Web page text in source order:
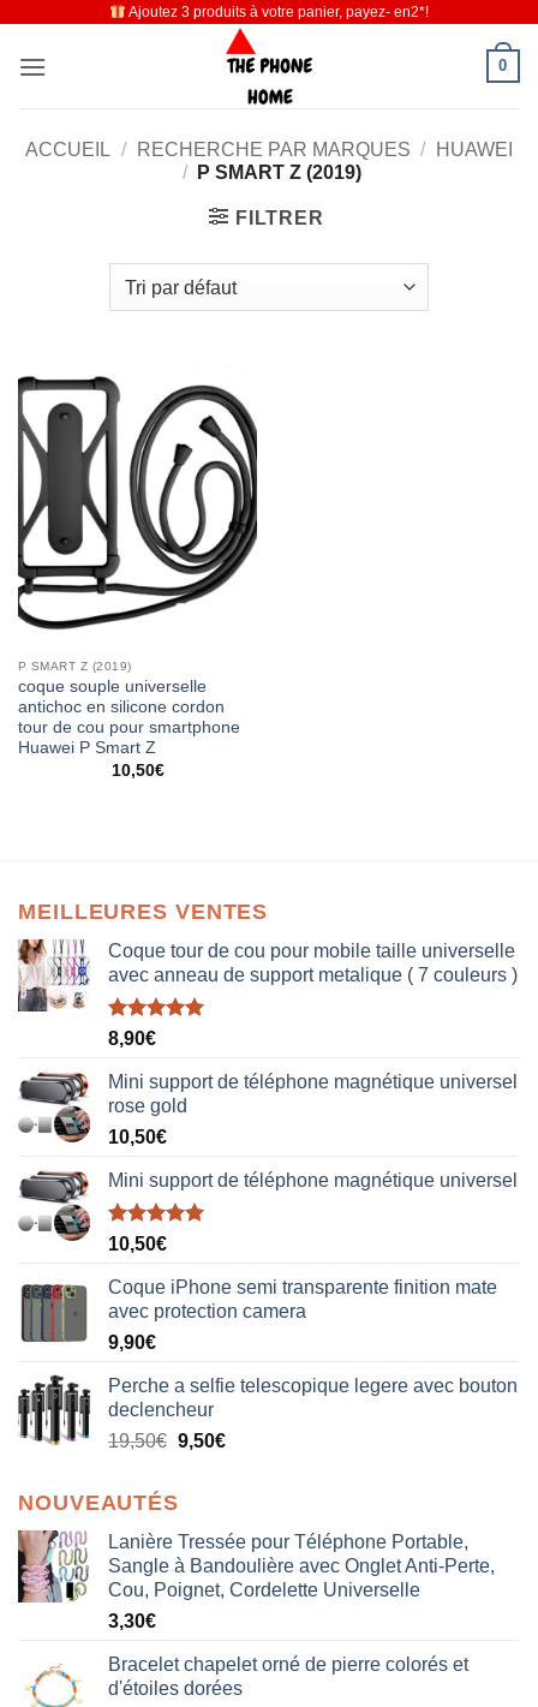
contenu
Ajoutez 3 produits à votre panier, payez- en2*!
0
ACCUEIL / RECHERCHE PAR MARQUES /
HUAWEI
/
P SMART Z (2019)
FILTRER
P SMART Z (2019)
coque souple universelle
antichoc en silicone cordon
tour de cou pour smartphone
Huawei P Smart Z
10,50€
MEILLEURES VENTES
Coque tour de cou pour mobile taille universelle
avec anneau de support metalique ( 7 couleurs )
Note5.00
8,90€
Mini support de téléphone magnétique universel
rose gold
10,50€
Mini support de téléphone magnétique universel
Note5.00
10,50€
Coque iPhone semi transparente finition mate
avec protection camera
9,90€
Perche a selfie telescopique legere avec bouton
declencheur
19,50€ 9,50€
NOUVEAUTÉS
Lanière Tressée pour Téléphone Portable,
Sangle à Bandoulière avec Onglet Anti-Perte,
Cou, Poignet, Cordelette Universelle
3,30€
Bracelet chapelet orné de pierre colorés et
d'étoiles dorées